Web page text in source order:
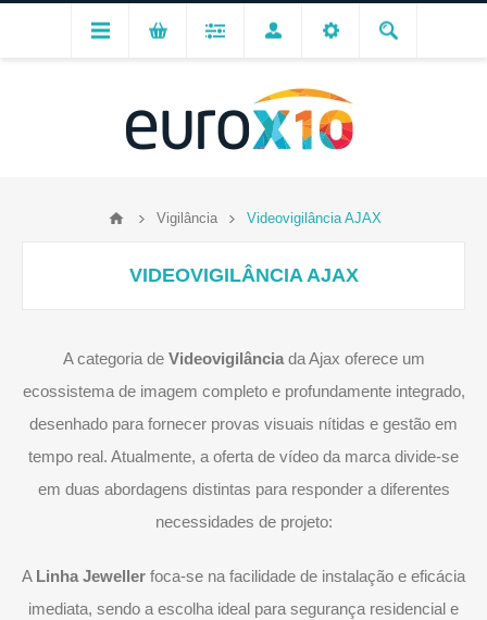
Vigilância Videovigilância AJAX
VIDEOVIGILÂNCIA AJAX
A categoria de Videovigilânciada Ajax oferece um
ecossistema de imagem completo e profundamente integrado,
desenhado para fornecer provas visuais nítidas e gestão em
tempo real. Atualmente, a oferta de vídeo da marca divide-se
em duas abordagens distintas para responder a diferentes
necessidades de projeto:
A Linha Jeweller foca-se na facilidade de instalação e eficácia
imediata, sendo a escolha ideal para segurança residencial e